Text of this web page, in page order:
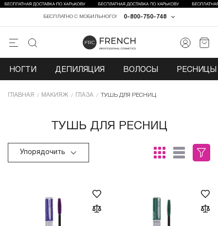
0-800-750-748
БЕСПЛАТНО С МОБИЛЬНОГО!
НОГТИ ДЕПИЛЯЦИЯ ВОЛОСЫ РЕСНИЦЫ
ГЛАВНАЯ МАКИЯЖ ГЛАЗА ТУШЬ ДЛЯ РЕСНИЦ
ТУШЬ ДЛЯ РЕСНИЦ
Упорядочить